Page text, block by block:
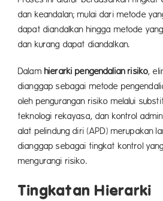
dan keandalan; mulai dari metode
dapat diandalkan hingga metode
dan kurang dapat diandalkan.
Dalam hierarki pengendalian risiko,
dianggap sebagai metode
oleh pengurangan risiko melalui
teknologi rekayasa, dan kontrol
alat pelindung diri (APD) merupakan
dianggap sebagai tingkat kontrol
mengurangi risiko.
Tingkatan Hierarki